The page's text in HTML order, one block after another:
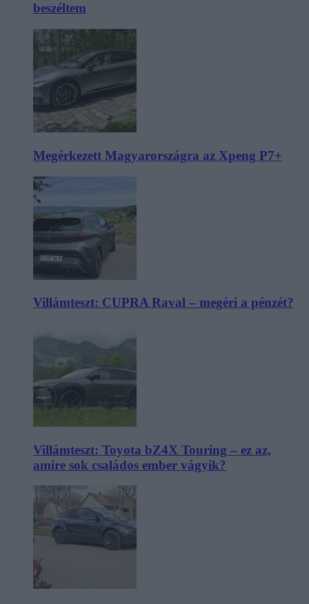
beszéltem
Megérkezett Magyarországra az Xpeng P7+
Villámteszt: CUPRA Raval – megéri a pénzét?
Villámteszt: Toyota bZ4X Touring – ez az,
amire sok családos ember vágyik?